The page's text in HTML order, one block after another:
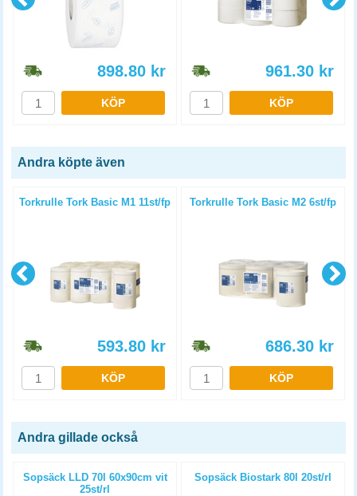
898.80 kr
KÖP
961.30 kr
KÖP
Andra köpte även
Torkrulle Tork Basic M1 11st/fp
593.80 kr
KÖP
Torkrulle Tork Basic M2 6st/fp
686.30 kr
KÖP
Andra gillade också
Sopsäck LLD 70l 60x90cm vit
25st/rl
Sopsäck Biostark 80l 20st/rl